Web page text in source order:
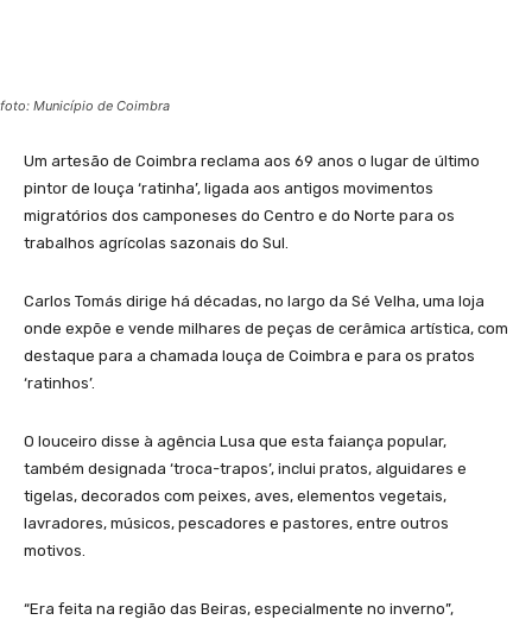
foto: Município de Coimbra
Um artesão de Coimbra reclama aos 69 anos o lugar de último
pintor de louça ‘ratinha’, ligada aos antigos movimentos
migratórios dos camponeses do Centro e do Norte para os
trabalhos agrícolas sazonais do Sul.
Carlos Tomás dirige há décadas, no largo da Sé Velha, uma loja
onde expõe e vende milhares de peças de cerâmica artística, com
destaque para a chamada louça de Coimbra e para os pratos
‘ratinhos’.
O louceiro disse à agência Lusa que esta faiança popular,
também designada ‘troca-trapos’, inclui pratos, alguidares e
tigelas, decorados com peixes, aves, elementos vegetais,
lavradores, músicos, pescadores e pastores, entre outros
motivos.
“Era feita na região das Beiras, especialmente no inverno”,